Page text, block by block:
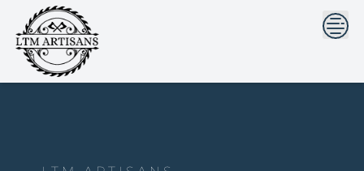
```html```
content